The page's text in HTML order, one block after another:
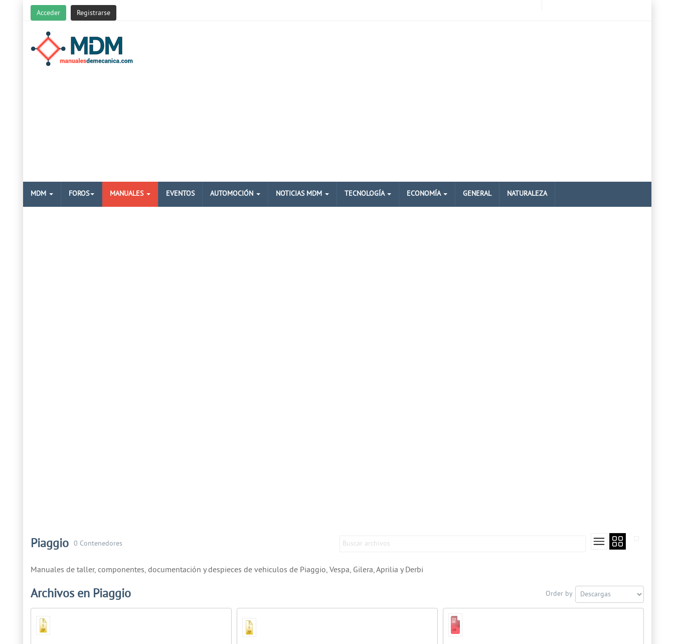
Acceder Registrarse
MDM FOROS MANUALES EVENTOS AUTOMOCIÓN NOTICIAS MDM TECNOLOGÍA ECONOMÍA GENERAL NATURALEZA
Piaggio 0 Contenedores
Manuales de taller, componentes, documentación y despieces de vehiculos de Piaggio, Vespa, Gilera, Aprilia y Derbi
Archivos en Piaggio Order by